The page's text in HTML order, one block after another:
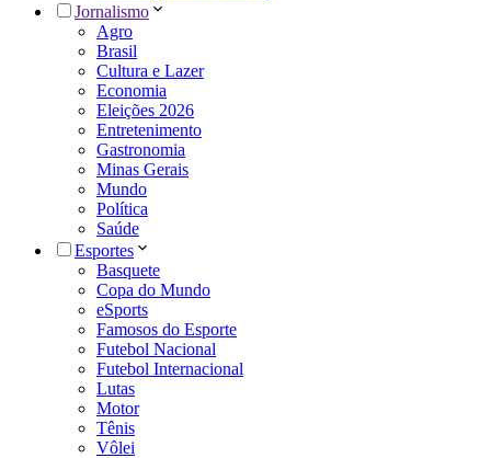
Jornalismo
Agro
Brasil
Cultura e Lazer
Economia
Eleições 2026
Entretenimento
Gastronomia
Minas Gerais
Mundo
Política
Saúde
Esportes
Basquete
Copa do Mundo
eSports
Famosos do Esporte
Futebol Nacional
Futebol Internacional
Lutas
Motor
Tênis
Vôlei